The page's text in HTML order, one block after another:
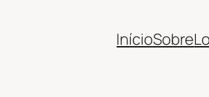
InícioSobre